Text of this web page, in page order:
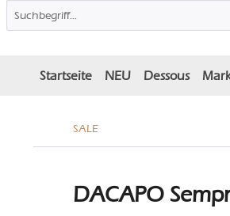
Startseite NEU Dessous
SALE
DACAPO